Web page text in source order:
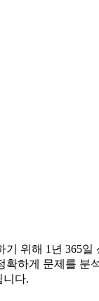
위해 1년 365일
확하게 문제를 분
니다.